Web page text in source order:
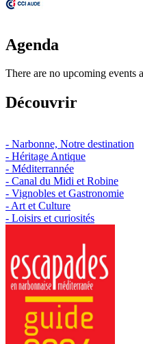
Agenda
There are no upcoming events
Découvrir
- Narbonne, Notre destination
- Héritage Antique
- Méditerrannée
- Canal du Midi et Robine
- Vignobles et Gastronomie
- Art et Culture
- Loisirs et curiosités